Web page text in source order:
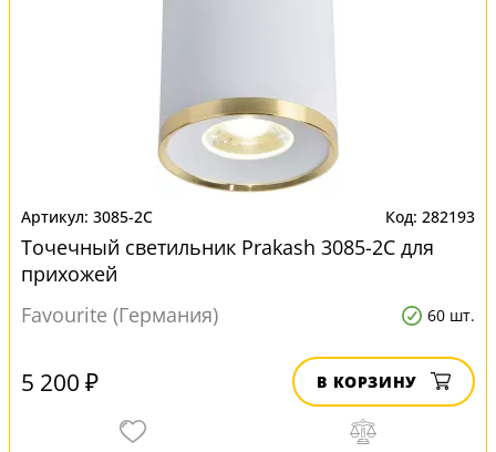
3085-2C 282193
Точечный светильник Prakash 3085-2C для
прихожей
Favourite (Германия)
60 шт.
5 200 ₽ В КОРЗИНУ